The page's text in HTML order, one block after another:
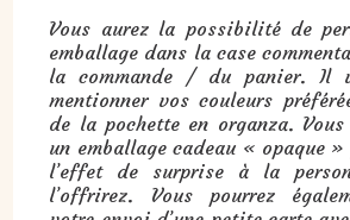
Vous aurez la possibilité de
emballage dans la case
la commande / du panier. Il
mentionner vos couleurs
de la pochette en organza.
un emballage cadeau « opaque
l’effet de surprise à la
l’offrirez. Vous pourrez